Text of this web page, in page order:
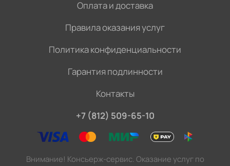
Оплата и доставка
Правила оказания услуг
Политика конфиденциальности
Гарантия подлинности
Контакты
+7 (812) 509-65-10
Внимание! Консьерж-сервис. Оказание услуг по